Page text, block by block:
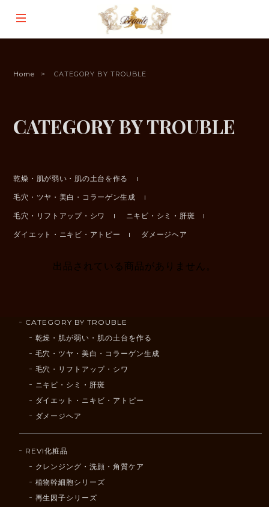
Home CATEGORY BY TROUBLE
CATEGORY BY TROUBLE
乾燥・肌が弱い・肌の土台を作る
毛穴・ツヤ・美白・コラーゲン生成
毛穴・リフトアップ・シワ ニキビ・シミ・肝斑
ダイエット・ニキビ・アトピー ダメージヘア
出品されている商品がありません。
CATEGORY BY TROUBLE
乾燥・肌が弱い・肌の土台を作る
毛穴・ツヤ・美白・コラーゲン生成
毛穴・リフトアップ・シワ
ニキビ・シミ・肝斑
ダイエット・ニキビ・アトピー
ダメージヘア
REVI化粧品
クレンジング・洗顔・角質ケア
植物幹細胞シリーズ
再生因子シリーズ